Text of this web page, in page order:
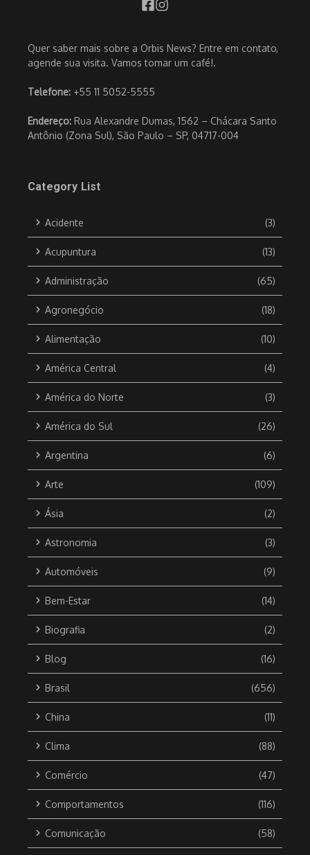
Quer saber mais sobre a Orbis News? Entre em contato,
agende sua visita. Vamos tomar um café!.
Telefone: +55 11 5052-5555
Endereço: Rua Alexandre Dumas, 1562 – Chácara Santo
Antônio (Zona Sul), São Paulo – SP, 04717-004
Category List
Acidente (3)
Acupuntura (13)
Administração (65)
Agronegócio (18)
Alimentação (10)
América Central (4)
América do Norte (3)
América do Sul (26)
Argentina (6)
Arte (109)
Ásia (2)
Astronomia (3)
Automóveis (9)
Bem-Estar (14)
Biografia (2)
Blog (16)
Brasil (656)
China (11)
Clima (88)
Comércio (47)
Comportamentos (116)
Comunicação (58)